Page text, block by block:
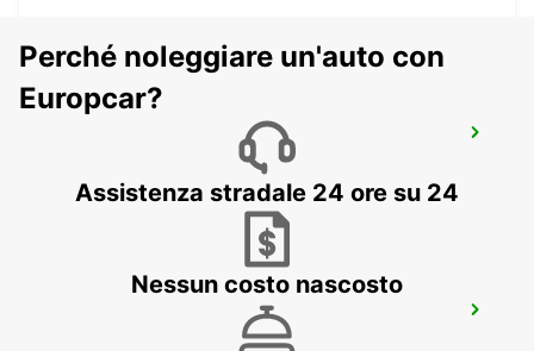
SYDNEY CAMPBELLTOWN
CAMPBELLTOWN - AUSTRALIA
Perché noleggiare un'auto con
Europcar?
Assistenza stradale 24 ore su 24
Nessun costo nascosto